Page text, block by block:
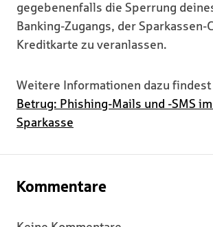
gegebenenfalls die Sperrung
Banking-Zugangs, der Sparkassen-
Kreditkarte zu veranlassen.
Weitere Informationen dazu
Betrug: Phishing-Mails und -SMS
Sparkasse
Kommentare